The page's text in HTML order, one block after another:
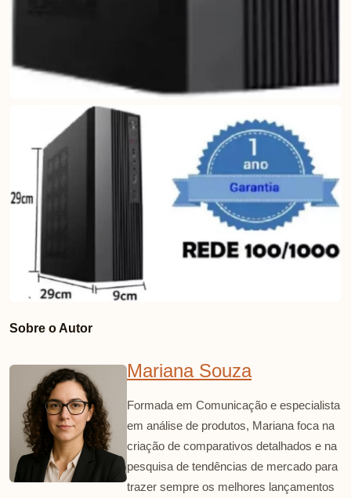
Sobre o Autor
Mariana Souza
Formada em Comunicação e especialista
em análise de produtos, Mariana foca na
criação de comparativos detalhados e na
pesquisa de tendências de mercado para
trazer sempre os melhores lançamentos